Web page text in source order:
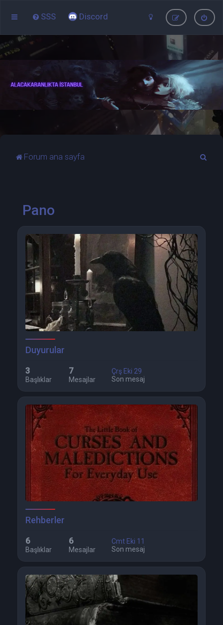
SSS Discord
Forum ana sayfa
Pano
Duyurular
3
Başlıklar
7
Mesajlar
Çrş Eki 29
Son mesaj
Rehberler
6
Başlıklar
6
Mesajlar
Cmt Eki 11
Son mesaj